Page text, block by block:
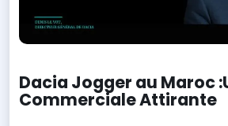
Dacia Jogger au Maroc
Commerciale Attirante